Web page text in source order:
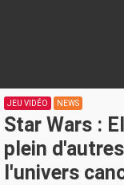
JEU VIDÉO NEWS
Star Wars :
plein
l'univers